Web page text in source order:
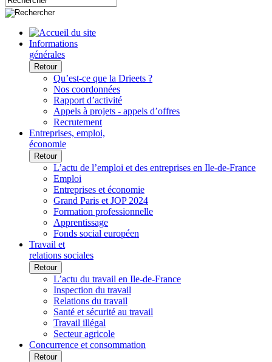
Informations
générales
Retour
Qu’est-ce que la Drieets ?
Nos coordonnées
Rapport d’activité
Appels à projets - appels d’offres
Recrutement
Entreprises, emploi,
économie
Retour
L’actu de l’emploi et des entreprises en Ile-de-France
Emploi
Entreprises et économie
Grand Paris et JOP 2024
Formation professionnelle
Apprentissage
Fonds social européen
Travail et
relations sociales
Retour
L’actu du travail en Ile-de-France
Inspection du travail
Relations du travail
Santé et sécurité au travail
Travail illégal
Secteur agricole
Concurrence et consommation
Retour